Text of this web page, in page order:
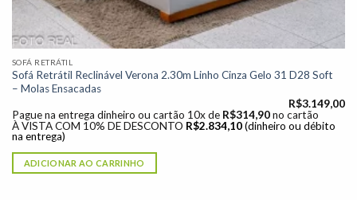
SOFÁ RETRÁTIL
Sofá Retrátil Reclinável Verona 2.30m Linho Cinza Gelo 31 D28 Soft
– Molas Ensacadas
R$3.149,00
Pague na entrega dinheiro ou cartão 10x de R$314,90 no cartão
À VISTA COM 10% DE DESCONTO R$2.834,10 (dinheiro ou débito
na entrega)
ADICIONAR AO CARRINHO